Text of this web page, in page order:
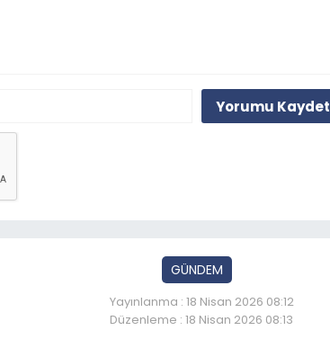
Yorumu Kaydet
GÜNDEM
Yayınlanma : 18 Nisan 2026 08:12
Düzenleme : 18 Nisan 2026 08:13